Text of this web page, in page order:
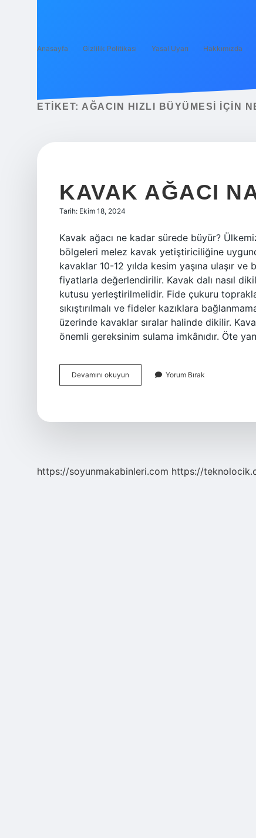
Anasayfa Gizlilik Politikası Yasal Uyarı Hakkımızda
ETIKET: AĞACIN HIZLI BÜYÜMESI IÇIN
KAVAK AĞACI
Tarih: Ekim 18, 2024
Kavak ağacı ne kadar sürede büyür?
bölgeleri melez kavak yetiştiriciliğine
kavaklar 10-12 yılda kesim yaşına ulaşır
fiyatlarla değerlendirilir. Kavak dalı nasıl
kutusu yerleştirilmelidir. Fide çukuru
sıkıştırılmalı ve fideler kazıklara
üzerinde kavaklar sıralar halinde dikilir.
önemli gereksinim sulama imkânıdır. Öte
Devamını okuyun
Ağacı
Yorum Bırak
https://soyunmakabinleri.com https://